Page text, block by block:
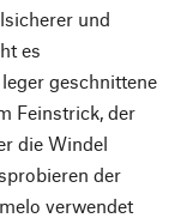
und
es
geschnittene
Feinstrick, der
die Windel
der
verwendet